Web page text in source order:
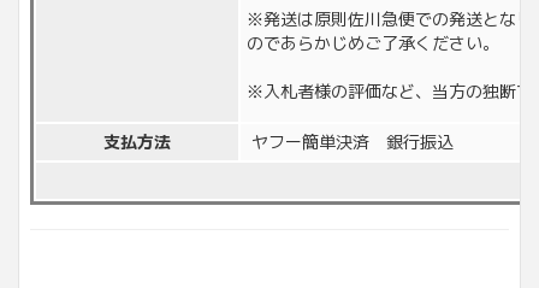
※発送は原則佐川急便での発送とな
のであらかじめご了承ください。
※入札者様の評価など、当方の独断
支払方法 ヤフー簡単決済 銀行振込